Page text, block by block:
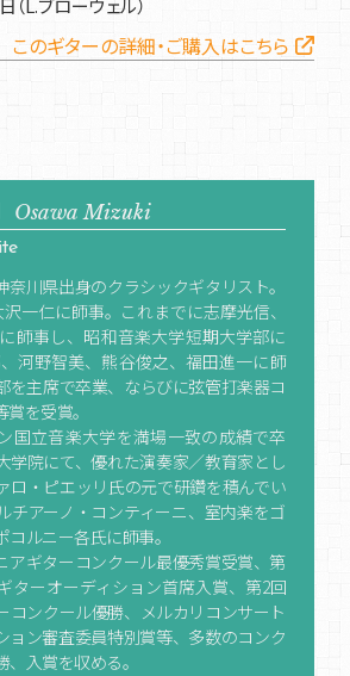
（L.ブローウェル）
このギターの詳細・ご購入はこちら
Osawa Mizuki
奈川県出身のクラシックギタリスト。
一仁に師事。これまでに志摩光信、
師事し、昭和音楽大学短期大学部に
河野智美、熊谷俊之、福田進一に師
を主席で卒業、ならびに弦管打楽器コ
を受賞。
国立音楽大学を満場一致の成績で卒
学院にて、優れた演奏家／教育家とし
ロ・ピエッリ氏の元で研鑽を積んでい
チアーノ・コンティーニ、室内楽をゴ
コルニー各氏に師事。
アギターコンクール最優秀賞受賞、第
ターオーディション首席入賞、第2回
コンクール優勝、メルカリコンサート
ョン審査委員特別賞等、多数のコンク
入賞を収める。